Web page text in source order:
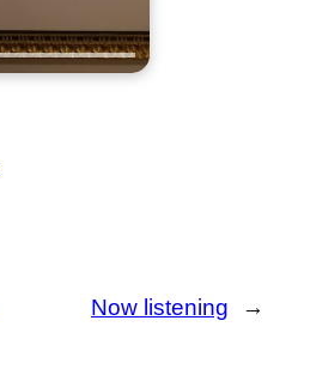
Now listening →